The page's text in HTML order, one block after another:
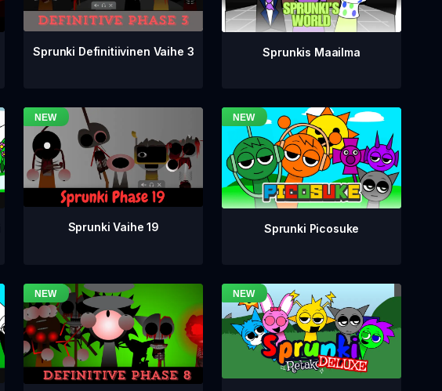
Sprunki Definitiivinen Vaihe 3 Sprunkis Maailma
Sprunki Vaihe 19 Sprunki Picosuke